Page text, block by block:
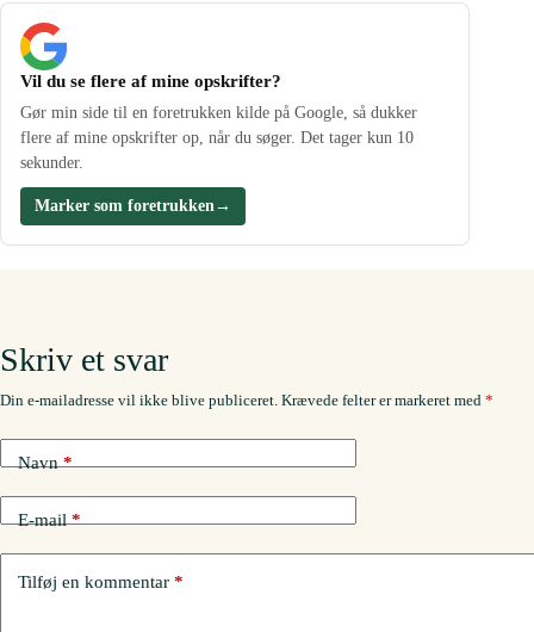
Vil du se flere af mine opskrifter?
Gør min side til en foretrukken kilde på Google, så dukker
flere af mine opskrifter op, når du søger. Det tager kun 10
sekunder.
Marker som foretrukken →
Skriv et svar
Din e-mailadresse vil ikke blive publiceret. Krævede felter er markeret med *
Navn*
E-mail*
Tilføj en kommentar *